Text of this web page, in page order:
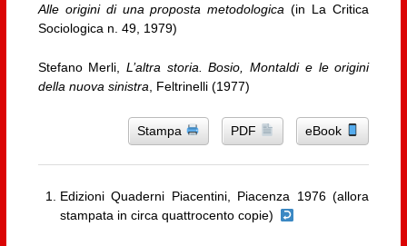
Alle origini di una proposta metodologica (in La Critica
Sociologica n. 49, 1979)
Stefano Merli,L’altra storia. Bosio, Montaldi e le origini
della nuova sinistra, Feltrinelli (1977)
Stampa PDF eBook
Edizioni Quaderni Piacentini, Piacenza 1976 (allora
stampata in circa quattrocento copie)